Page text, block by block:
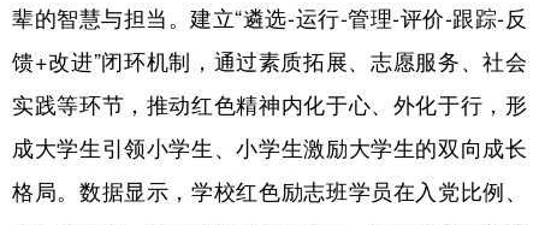
辈的智慧与担当。建立“遴选-运行-管理-评价-跟踪-反
馈+改进”闭环机制，通过素质拓展、志愿服务、社会
实践等环节，推动红色精神内化于心、外化于行，形
成大学生引领小学生、小学生激励大学生的双向成长
格局。数据显示，学校红色励志班学员在入党比例、